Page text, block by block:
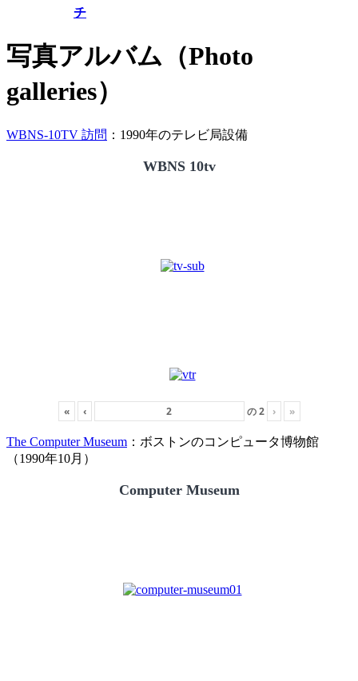
チ
写真アルバム（Photo
galleries）
WBNS-10TV 訪問 ：1990年のテレビ局設備
WBNS 10tv
« ‹ の2 › »
The Computer Museum ：ボストンのコンピュータ博物館
（1990年10月）
Computer Museum